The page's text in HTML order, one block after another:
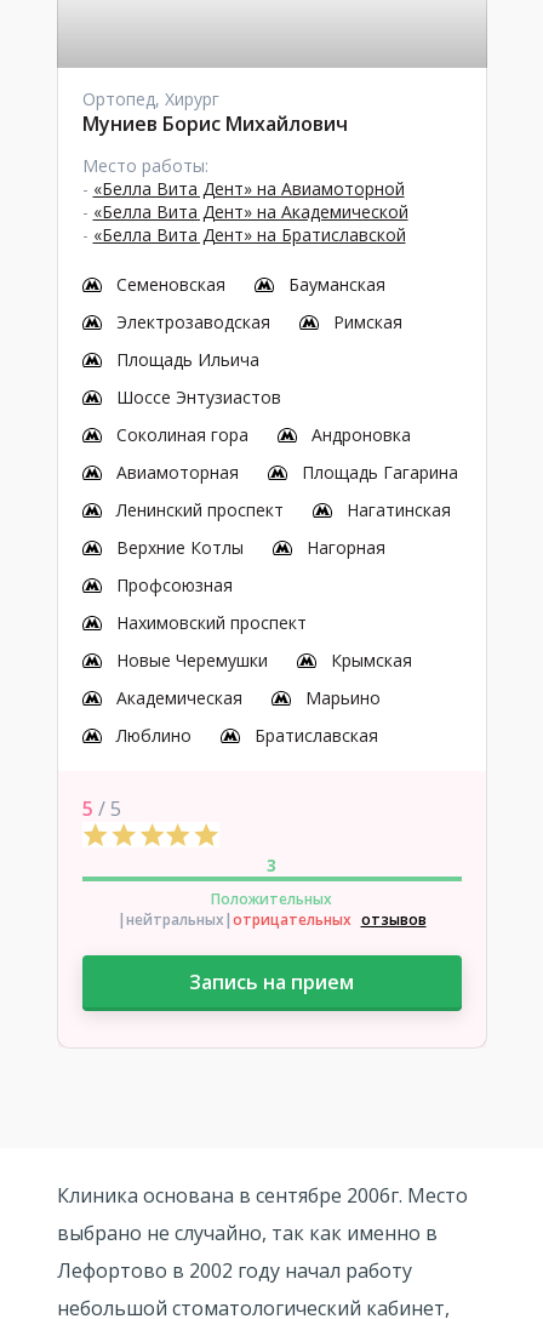
Ортопед, Хирург
Муниев Борис Михайлович
Место работы:
- «Белла Вита Дент» на Авиамоторной
- «Белла Вита Дент» на Академической
- «Белла Вита Дент» на Братиславской
Семеновская
Бауманская
Электрозаводская
Римская
Площадь Ильича
Шоссе Энтузиастов
Соколиная гора
Андроновка
Авиамоторная
Площадь Гагарина
Ленинский проспект
Нагатинская
Верхние Котлы
Нагорная
Профсоюзная
Нахимовский проспект
Новые Черемушки
Крымская
Академическая
Марьино
Люблино
Братиславская
5 / 5
3
Положительных
|нейтральных|отрицательных отзывов
Запись на прием
Клиника основана в сентябре 2006г. Место
выбрано не случайно, так как именно в
Лефортово в 2002 году начал работу
небольшой стоматологический кабинет,